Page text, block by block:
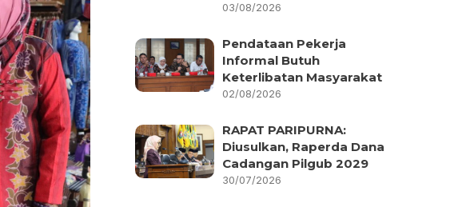
03/08/2026
Pendataan Pekerja
Informal Butuh
Keterlibatan Masyarakat
02/08/2026
RAPAT PARIPURNA:
Diusulkan, Raperda Dana
Cadangan Pilgub 2029
30/07/2026